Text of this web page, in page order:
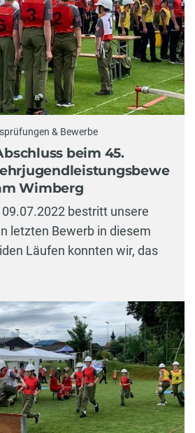
& Bewerbe
beim 45.
Wimberg
bestritt unsere
letzten Bewerb in diesem
Läufen konnten wir, das